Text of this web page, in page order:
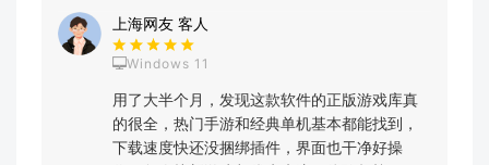
上海网友 客人
Windows 11
用了大半个月，发现这款软件的正版游戏库真
的很全，热门手游和经典单机基本都能找到，
下载速度快还没捆绑插件，界面也干净好操